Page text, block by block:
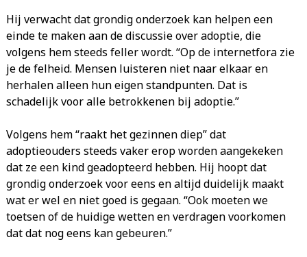
Hij verwacht dat grondig onderzoek kan helpen een
einde te maken aan de discussie over adoptie, die
volgens hem steeds feller wordt. “Op de internetfora zie
je de felheid. Mensen luisteren niet naar elkaar en
herhalen alleen hun eigen standpunten. Dat is
schadelijk voor alle betrokkenen bij adoptie.”
Volgens hem “raakt het gezinnen diep” dat
adoptieouders steeds vaker erop worden aangekeken
dat ze een kind geadopteerd hebben. Hij hoopt dat
grondig onderzoek voor eens en altijd duidelijk maakt
wat er wel en niet goed is gegaan. “Ook moeten we
toetsen of de huidige wetten en verdragen voorkomen
dat dat nog eens kan gebeuren.”